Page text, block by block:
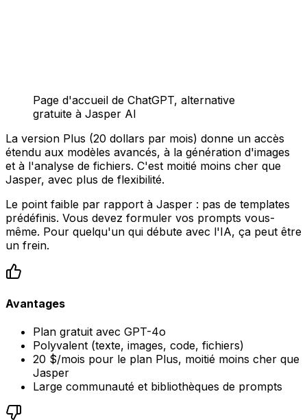
Page d'accueil de ChatGPT, alternative
gratuite à Jasper AI
La version Plus (20 dollars par mois) donne un accès
étendu aux modèles avancés, à la génération d'images
et à l'analyse de fichiers. C'est moitié moins cher que
Jasper, avec plus de flexibilité.
Le point faible par rapport à Jasper : pas de templates
prédéfinis. Vous devez formuler vos prompts vous-
même. Pour quelqu'un qui débute avec l'IA, ça peut être
un frein.
Avantages
Plan gratuit avec GPT-4o
Polyvalent (texte, images, code, fichiers)
20 $/mois pour le plan Plus, moitié moins cher que
Jasper
Large communauté et bibliothèques de prompts